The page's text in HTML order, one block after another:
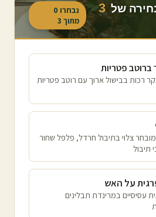
של 3 נבחרו 0
מתוך 3
ברוטב פטריות
רכות בבישול ארוך עם רוטב פטריות
צלוי בתיבול חרדל, פלפל שחור
תיבול
על האש
עסיסיים במרינדת תבלינים